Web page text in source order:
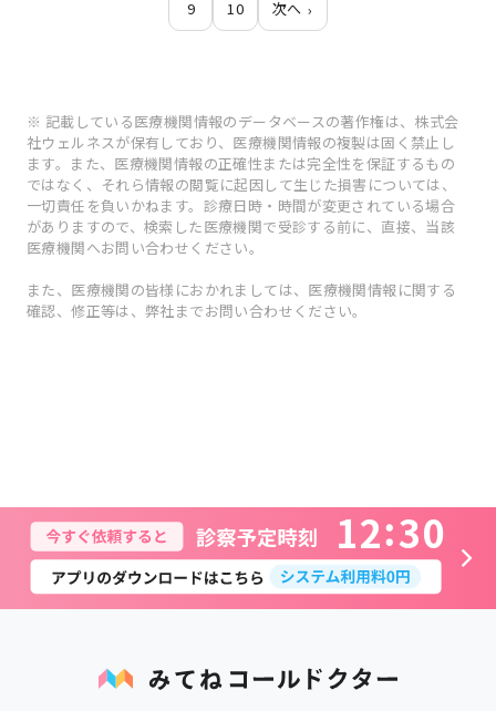
9 10 次へ
※ 記載している医療機関情報のデータベースの著作権は、株式会
社ウェルネスが保有しており、医療機関情報の複製は固く禁止し
ます。また、医療機関情報の正確性または完全性を保証するもの
ではなく、それら情報の閲覧に起因して生じた損害については、
一切責任を負いかねます。診療日時・時間が変更されている場合
がありますので、検索した医療機関で受診する前に、直接、当該
医療機関へお問い合わせください。
また、医療機関の皆様におかれましては、医療機関情報に関する
確認、修正等は、弊社までお問い合わせください。
12 30